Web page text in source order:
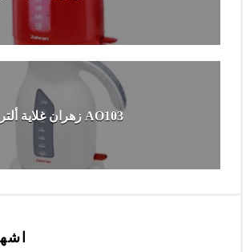
زهران غلاية ألترا 1.7 لتر أبيض AO103